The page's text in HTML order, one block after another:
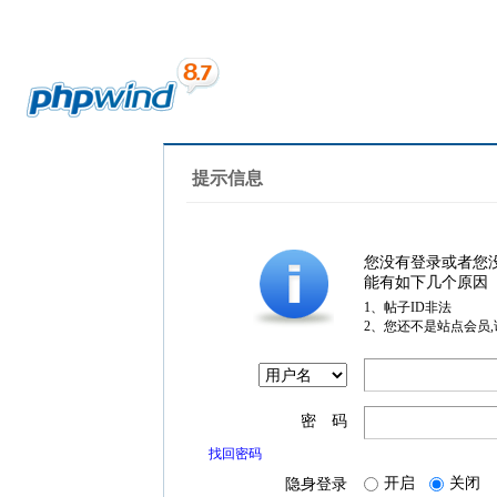
提示信息
您没有登录或者您
能有如下几个原因
1、帖子ID非法
2、您还不是站点会员
密 码
找回密码
隐身登录 开启 关闭